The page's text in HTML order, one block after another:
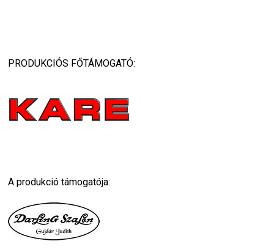
PRODUKCIÓS FŐTÁMOGATÓ:
A produkció támogatója: